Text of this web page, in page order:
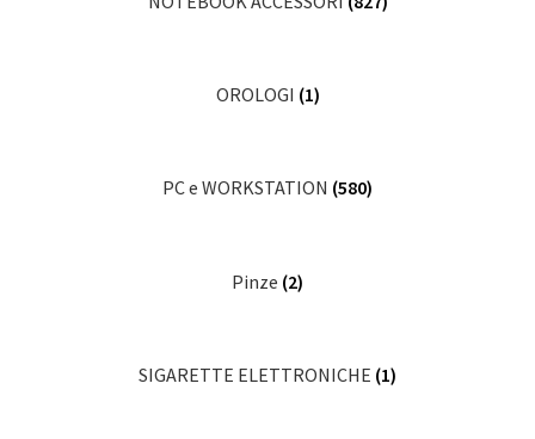
OROLOGI (1)
PC e WORKSTATION (580)
Pinze (2)
SIGARETTE ELETTRONICHE (1)